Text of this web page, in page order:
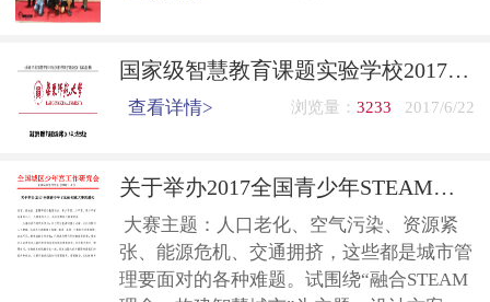
国家级智慧教育课题实验学校2017年上海交流会
查看详情> 浏览量： 3233 2017/6/22
关于举办2017全国青少年STEAM创意大赛的通知
大赛主题：人口老化、空气污染、资源紧
张、能源危机、交通拥挤，这些都是城市管
理要面对的各种难题。试围绕“融合STEAM